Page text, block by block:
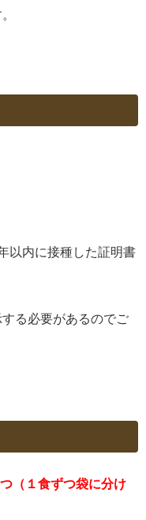
以内に接種した証明書
る必要があるのでご
（１食ずつ袋に分け